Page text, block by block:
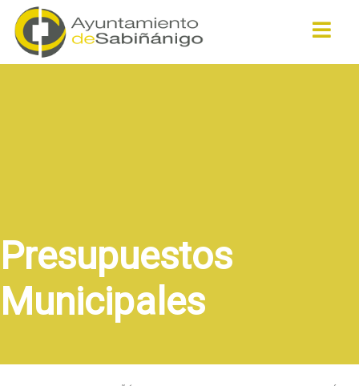
Presupuestos
Municipales